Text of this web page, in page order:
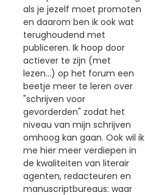
als je jezelf moet promoten
en daarom ben ik ook wat
terughoudend met
publiceren. Ik hoop door
actiever te zijn (met
lezen...) op het forum een
beetje meer te leren over
"schrijven voor
gevorderden" zodat het
niveau van mijn schrijven
omhoog kan gaan. Ook wil ik
me hier meer verdiepen in
de kwaliteiten van literair
agenten, redacteuren en
manuscriptbureaus: waar